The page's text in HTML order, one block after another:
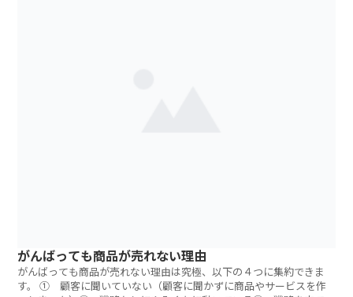
がんばっても商品が売れない理由
がんばっても商品が売れない理由は究極、以下の４つに集約できま
す。 ① 顧客に聞いていない（顧客に聞かずに商品やサービスを作